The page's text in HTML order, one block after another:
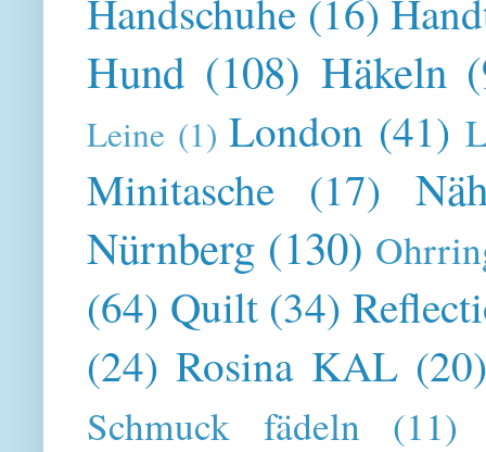
Handschuhe (16)
Hund (108) Häkeln
Leine (1) London (41)
Minitasche (17)
Nürnberg (130)
(64) Quilt (34)
(24) Rosina KAL
Schmuck fädeln (11)